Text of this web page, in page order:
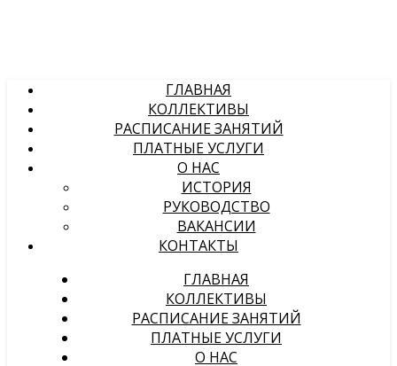
ГЛАВНАЯ
КОЛЛЕКТИВЫ
РАСПИСАНИЕ ЗАНЯТИЙ
ПЛАТНЫЕ УСЛУГИ
О НАС
ИСТОРИЯ
РУКОВОДСТВО
ВАКАНСИИ
КОНТАКТЫ
ГЛАВНАЯ
КОЛЛЕКТИВЫ
РАСПИСАНИЕ ЗАНЯТИЙ
ПЛАТНЫЕ УСЛУГИ
О НАС